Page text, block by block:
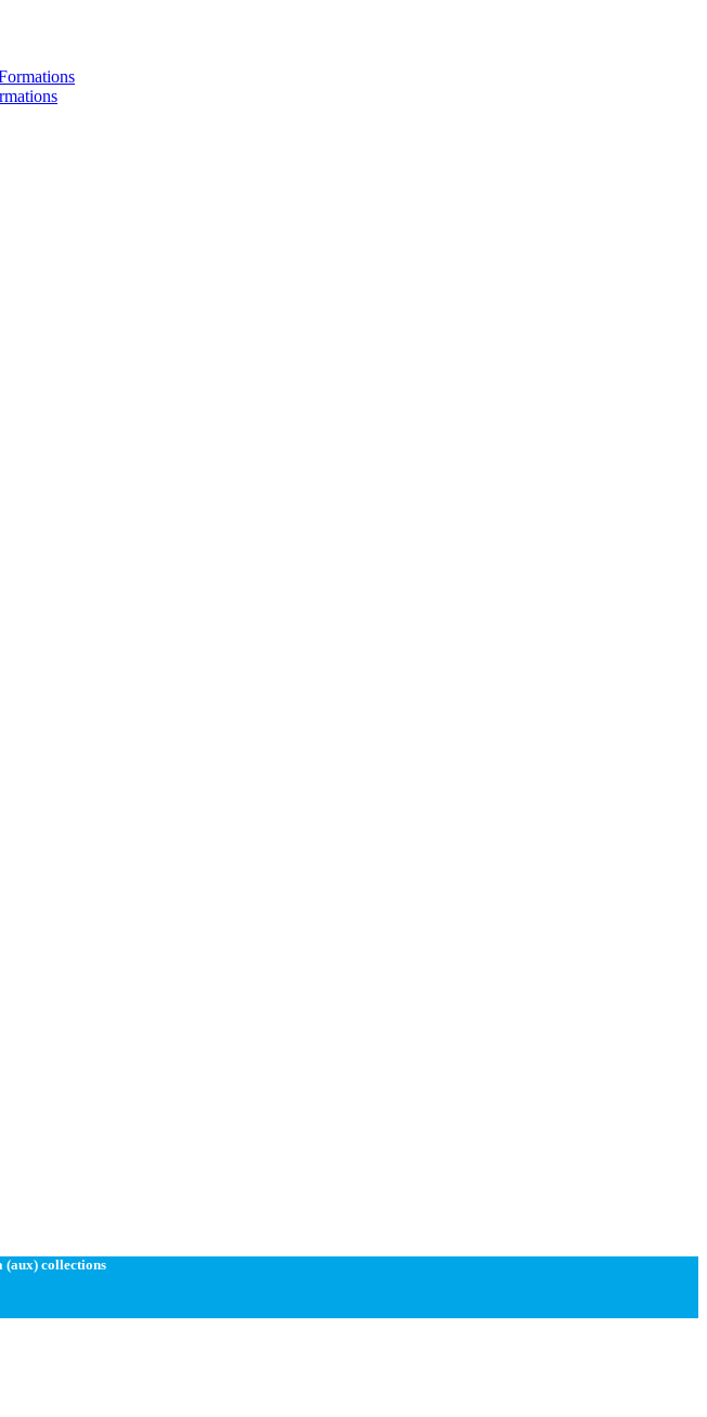
(aux) collections